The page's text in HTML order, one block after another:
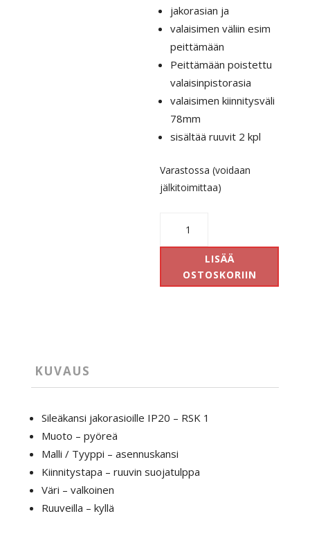
jakorasian ja
valaisimen väliin esim
peittämään
Peittämään poistettu
valaisinpistorasia
valaisimen kiinnitysväli
78mm
sisältää ruuvit 2 kpl
Varastossa (voidaan
jälkitoimittaa)
jakorasiaan
määrä
LISÄÄ
OSTOSKORIIN
KUVAUS
Sileäkansi jakorasioille IP20 – RSK 1
Muoto – pyöreä
Malli / Tyyppi – asennuskansi
Kiinnitystapa – ruuvin suojatulppa
Väri – valkoinen
Ruuveilla – kyllä